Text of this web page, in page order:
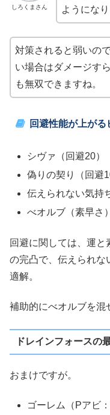
しろくまさん
ようになり
対策されると弱いの
い場合はダメージす
も無双できますね。
回避性能が上が
シヴァ（回避20）
偽りの契り（回避
伝えられない気持
べオルブ（素早さ）
回避に関しては、運
の完凸で、伝えられな
適解。
補助的にべオルブを混
ドレインフォースの
おまけですが。
ゴーレム（Pアビ